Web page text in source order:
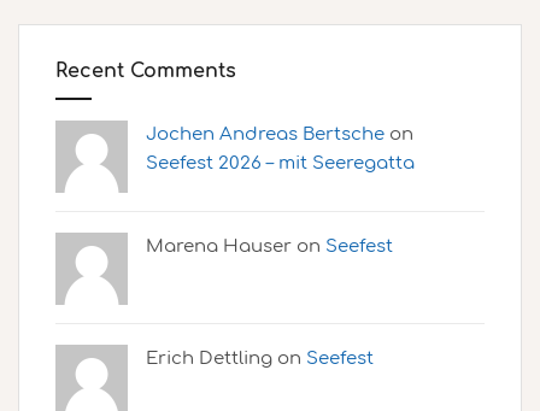
Recent Comments
Jochen Andreas Bertsche on
Seefest 2026 – mit Seeregatta
Marena Hauser on Seefest
Erich Dettling on Seefest